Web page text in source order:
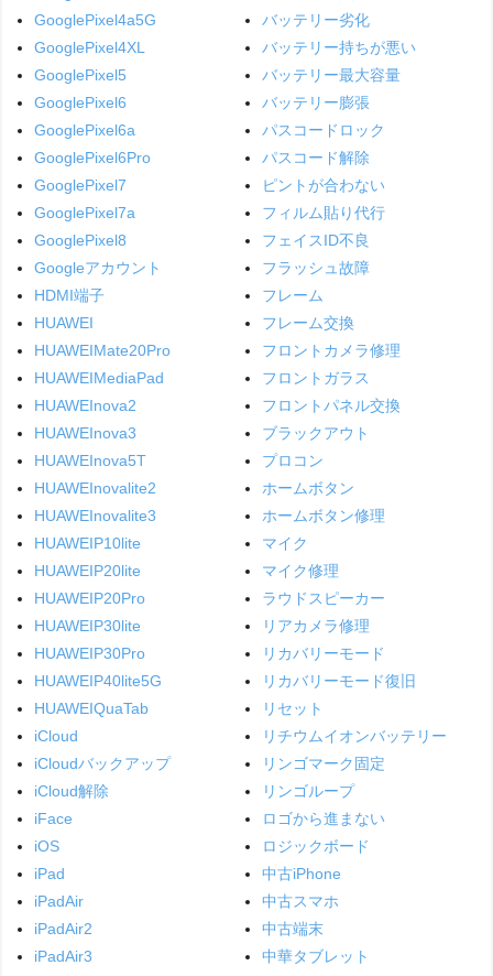
GooglePixel4a5G
GooglePixel4XL
GooglePixel5
GooglePixel6
GooglePixel6a
GooglePixel6Pro
GooglePixel7
GooglePixel7a
GooglePixel8
Googleアカウント
HDMI端子
HUAWEI
HUAWEIMate20Pro
HUAWEIMediaPad
HUAWEInova2
HUAWEInova3
HUAWEInova5T
HUAWEInovalite2
HUAWEInovalite3
HUAWEIP10lite
HUAWEIP20lite
HUAWEIP20Pro
HUAWEIP30lite
HUAWEIP30Pro
HUAWEIP40lite5G
HUAWEIQuaTab
iCloud
iCloudバックアップ
iCloud解除
iFace
iOS
iPad
iPadAir
iPadAir2
iPadAir3
バッテリー劣化
バッテリー持ちが悪い
バッテリー最大容量
バッテリー膨張
パスコードロック
パスコード解除
ピントが合わない
フィルム貼り代行
フェイスID不良
フラッシュ故障
フレーム
フレーム交換
フロントカメラ修理
フロントガラス
フロントパネル交換
ブラックアウト
プロコン
ホームボタン
ホームボタン修理
マイク
マイク修理
ラウドスピーカー
リアカメラ修理
リカバリーモード
リカバリーモード復旧
リセット
リチウムイオンバッテリー
リンゴマーク固定
リンゴループ
ロゴから進まない
ロジックボード
中古iPhone
中古スマホ
中古端末
中華タブレット